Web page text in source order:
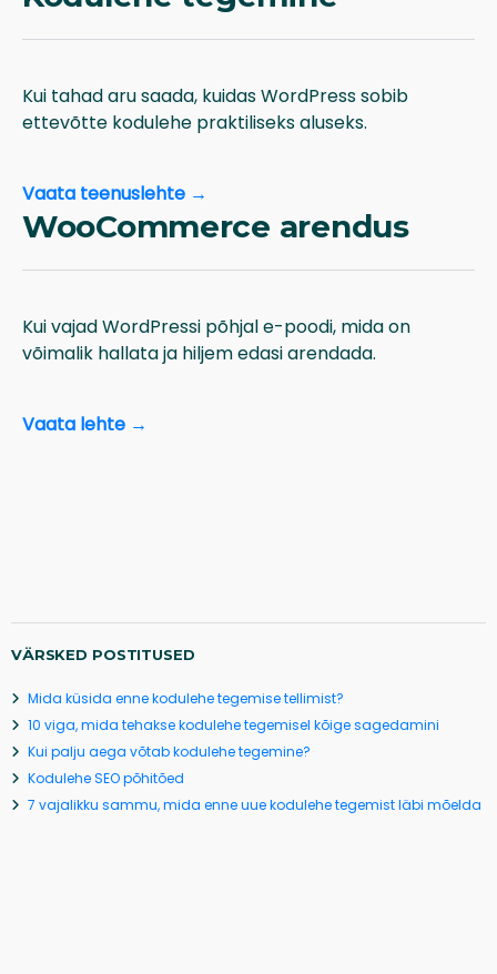
Kui tahad aru saada, kuidas WordPress sobib
ettevõtte kodulehe praktiliseks aluseks.
Vaata teenuslehte →
WooCommerce arendus
Kui vajad WordPressi põhjal e-poodi, mida on
võimalik hallata ja hiljem edasi arendada.
Vaata lehte →
VÄRSKED POSTITUSED
Mida küsida enne kodulehe tegemise tellimist?
10 viga, mida tehakse kodulehe tegemisel kõige sagedamini
Kui palju aega võtab kodulehe tegemine?
Kodulehe SEO põhitõed
7 vajalikku sammu, mida enne uue kodulehe tegemist läbi mõelda